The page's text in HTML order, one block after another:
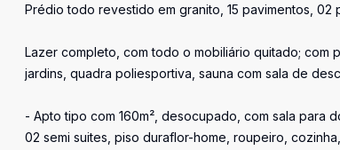
Prédio todo revestido em granito, 15 pavimentos, 02
Lazer completo, com todo o mobiliário quitado; com
jardins, quadra poliesportiva, sauna com sala de
- Apto tipo com 160m², desocupado, com sala para
02 semi suites, piso duraflor-home, roupeiro,